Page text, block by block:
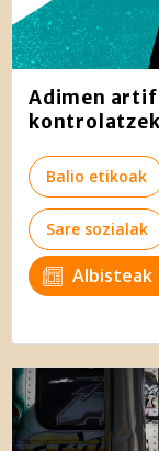
Adimen
Balio etikoak
Sare sozialak
Albisteak